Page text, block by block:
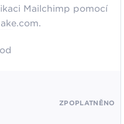
Mailchimp pomocí
ZPOPLATNĚNO